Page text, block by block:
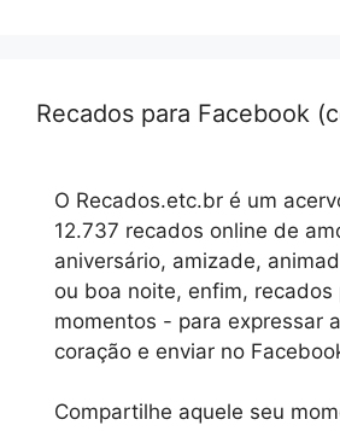
Recados para Facebook
O Recados.etc.br é um
12.737 recados online de
aniversário, amizade,
ou boa noite, enfim, recados
momentos - para expressar
coração e enviar no
Compartilhe aquele seu